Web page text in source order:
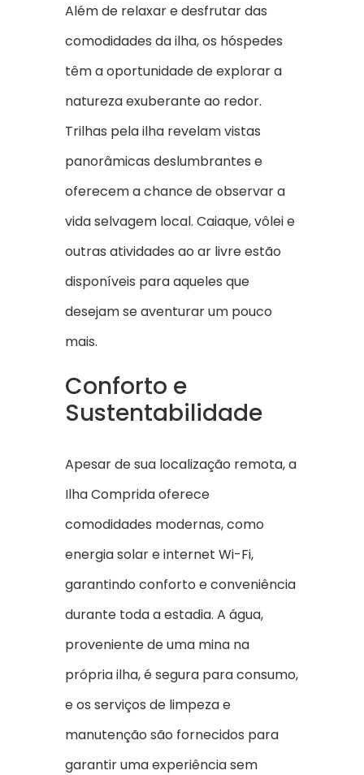
Além de relaxar e desfrutar das
comodidades da ilha, os hóspedes
têm a oportunidade de explorar a
natureza exuberante ao redor.
Trilhas pela ilha revelam vistas
panorâmicas deslumbrantes e
oferecem a chance de observar a
vida selvagem local. Caiaque, vôlei e
outras atividades ao ar livre estão
disponíveis para aqueles que
desejam se aventurar um pouco
mais.
Conforto e
Sustentabilidade
Apesar de sua localização remota, a
Ilha Comprida oferece
comodidades modernas, como
energia solar e internet Wi-Fi,
garantindo conforto e conveniência
durante toda a estadia. A água,
proveniente de uma mina na
própria ilha, é segura para consumo,
e os serviços de limpeza e
manutenção são fornecidos para
garantir uma experiência sem